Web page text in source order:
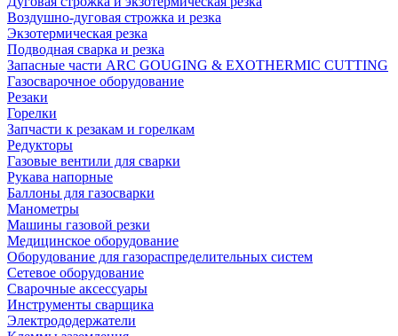
Воздушно-дуговая строжка и резка
Экзотермическая резка
Подводная сварка и резка
Запасные части ARC GOUGING & EXOTHERMIC CUTTING
Газосварочное оборудование
Резаки
Горелки
Запчасти к резакам и горелкам
Редукторы
Газовые вентили для сварки
Рукава напорные
Баллоны для газосварки
Манометры
Машины газовой резки
Медицинское оборудование
Оборудование для газораспределительных систем
Сетевое оборудование
Сварочные аксессуары
Инструменты сварщика
Электрододержатели